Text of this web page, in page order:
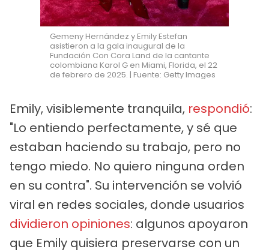
Gemeny Hernández y Emily Estefan
asistieron a la gala inaugural de la
Fundación Con Cora Land de la cantante
colombiana Karol G en Miami, Florida, el 22
de febrero de 2025. | Fuente: Getty Images
Emily, visiblemente tranquila, respondió:
"Lo entiendo perfectamente, y sé que
estaban haciendo su trabajo, pero no
tengo miedo. No quiero ninguna orden
en su contra". Su intervención se volvió
viral en redes sociales, donde usuarios
dividieron opiniones: algunos apoyaron
que Emily quisiera preservarse con un